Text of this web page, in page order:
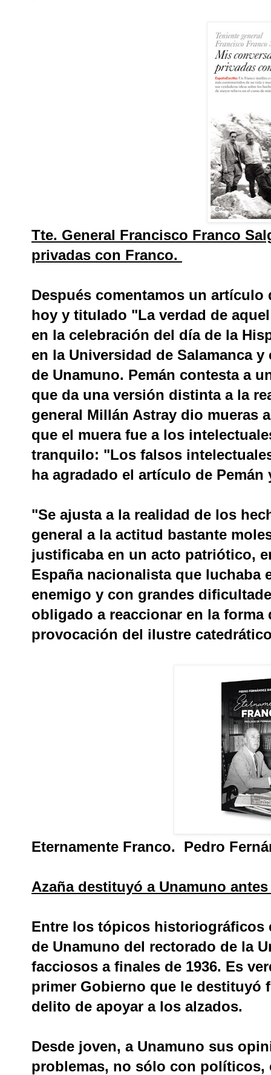
Tte. General Francisco Franco
privadas con Franco.
Después comentamos un artículo
hoy y titulado "La verdad de
en la celebración del día de la
en la Universidad de Salamanca
de Unamuno. Pemán contesta a
que da una versión distinta a la
general Millán Astray dio mueras
que el muera fue a los
tranquilo: "Los falsos
ha agradado el artículo de Pemán
"Se ajusta a la realidad de los
general a la actitud bastante
justificaba en un acto patriótico,
España nacionalista que luchaba
enemigo y con grandes
obligado a reaccionar en la
provocación del ilustre
Eternamente Franco. Pedro
Azaña destituyó a Unamuno
Entre los tópicos historiográficos
de Unamuno del rectorado de la
facciosos a finales de 1936. Es
primer Gobierno que le destituyó
delito de apoyar a los alzados.
Desde joven, a Unamuno sus
problemas, no sólo con políticos,